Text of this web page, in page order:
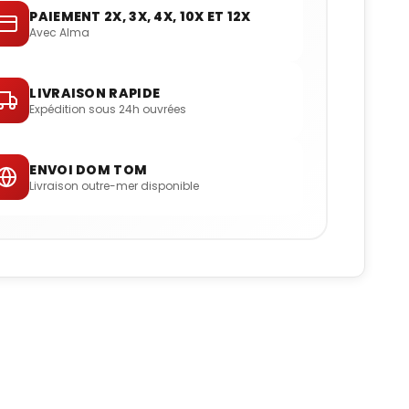
PAIEMENT 2X, 3X, 4X, 10X ET 12X
Avec Alma
LIVRAISON RAPIDE
Expédition sous 24h ouvrées
ENVOI DOM TOM
Livraison outre-mer disponible